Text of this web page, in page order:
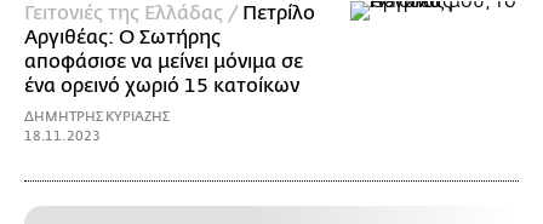
Γειτονιές της Ελλάδας / Πετρίλο
Αργιθέας: Ο Σωτήρης
αποφάσισε να μείνει μόνιμα σε
ένα ορεινό χωριό 15 κατοίκων
ΔΗΜΗΤΡΗΣ ΚΥΡΙΑΖΗΣ
18.11.2023